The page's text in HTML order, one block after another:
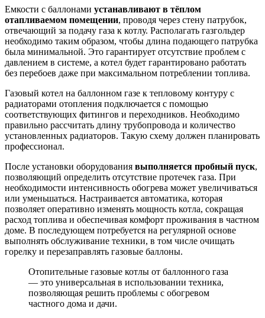
Емкости с баллонами устанавливают в тёплом
отапливаемом помещении, проводя через стену патрубок,
отвечающий за подачу газа к котлу. Располагать газгольдер
необходимо таким образом, чтобы длина подающего патрубка
была минимальной. Это гарантирует отсутствие проблем с
давлением в системе, а котел будет гарантировано работать
без перебоев даже при максимальном потреблении топлива.
Газовый котел на баллонном газе к тепловому контуру с
радиаторами отопления подключается с помощью
соответствующих фитингов и переходников. Необходимо
правильно рассчитать длину трубопровода и количество
установленных радиаторов. Такую схему должен планировать
профессионал.
После установки оборудования выполняется пробный пуск,
позволяющий определить отсутствие протечек газа. При
необходимости интенсивность обогрева может увеличиваться
или уменьшаться. Настраивается автоматика, которая
позволяет оперативно изменять мощность котла, сокращая
расход топлива и обеспечивая комфорт проживания в частном
доме. В последующем потребуется на регулярной основе
выполнять обслуживание техники, в том числе очищать
горелку и перезаправлять газовые баллоны.
Отопительные газовые котлы от баллонного газа
— это универсальная в использовании техника,
позволяющая решить проблемы с обогревом
частного дома и дачи.